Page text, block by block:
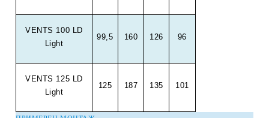
VENTS 100 LD
Light
99,5 160 126 96
VENTS 125 LD
Light
125 187 135 101